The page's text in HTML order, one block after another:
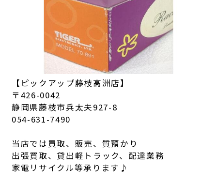
【ピックアップ藤枝高洲店】
〒426-0042
静岡県藤枝市兵太夫927-8
054-631-7490
当店では買取、販売、質預かり
出張買取、貸出軽トラック、配達業務
家電リサイクル等承ります♪